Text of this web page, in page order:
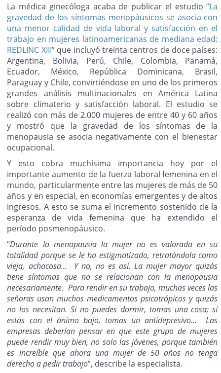
La médica ginecóloga acaba de publicar el estudio“La
gravedad de los síntomas menopáusicos se asocia con
una menor calidad de vida laboral y satisfacción en el
trabajo en mujeres latinoamericanas de mediana edad:
REDLINC XIII” que incluyó treinta centros de doce países:
Argentina, Bolivia, Perú, Chile, Colombia, Panamá,
Ecuador, México, República Dominicana, Brasil,
Paraguay y Chile, convirtiéndose en uno de los primeros
grandes análisis multinacionales en América Latina
sobre climaterio y satisfacción laboral. El estudio se
realizó con más de 2.000 mujeres de entre 40 y 60 años
y mostró que la gravedad de los síntomas de la
menopausia se asocia negativamente con el bienestar
ocupacional.
Y esto cobra muchísima importancia hoy por el
importante aumento de la fuerza laboral femenina en el
mundo, particularmente entre las mujeres de más de 50
años y en especial, en economías emergentes y de altos
ingresos. A esto se suma el incremento sostenido de la
esperanza de vida femenina que ha extendido el
período posmenopáusico.
“Durante la menopausia la mujer no es valorada en su
totalidad porque se le ha estigmatizado, retratándola como
vieja, achacosa… Y no, no es así. La mujer mayor quizás
tiene síntomas que no se relacionan con la menopausia
necesariamente. Para rendir en su trabajo, muchas veces las
señoras usan muchos medicamentos psicotrópicos y quizás
no los necesitan. Si no puedes dormir, tomas una cosa; si
estás con el ánimo bajo, tomas un antidepresivo… Las
empresas deberían pensar en que este grupo de mujeres
puede rendir muy bien, no solo las jóvenes, porque también
es increíble que ahora una mujer de 50 años no tenga
derecho a pedir trabajo”, describe la especialista.